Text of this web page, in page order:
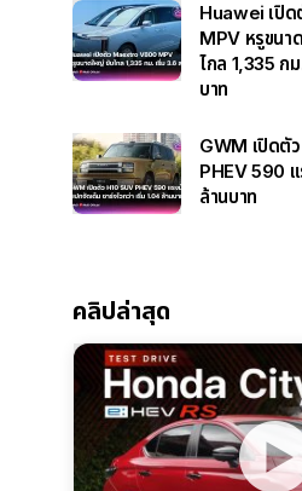
Huawei เปิ
MPV หรูขน
ไกล 1,335 ก
บาท
GWM เปิดตั
PHEV 590
ล้านบาท
คลิปล่าสุด